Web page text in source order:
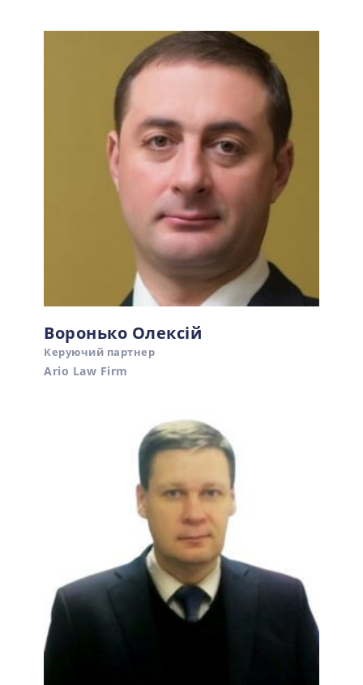
Воронько Олексій
Керуючий партнер
Ario Law Firm